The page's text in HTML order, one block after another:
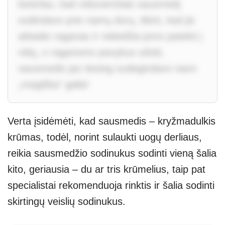
Verta įsidėmėti, kad sausmedis – kryžmadulkis
krūmas, todėl, norint sulaukti uogų derliaus,
reikia sausmedžio sodinukus sodinti vieną šalia
kito, geriausia – du ar tris krūmelius, taip pat
specialistai rekomenduoja rinktis ir šalia sodinti
skirtingų veislių sodinukus.